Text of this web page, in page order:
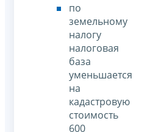
по
земельному
налогу
налоговая
база
уменьшается
на
кадастровую
стоимость
600